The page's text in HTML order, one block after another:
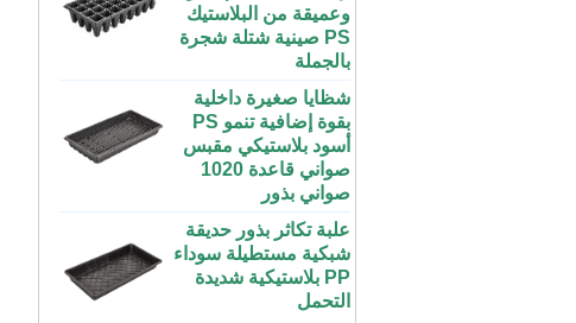
كبير طويل مسطح
أبيض أسود علبة
بلاستيكية مائية للنباتات
ABS بلاستيك طول
غير محدود مخصص
داخلي متزايد غرفة
رطبة إنفينيتي صينية
للنباتات
مخصص 4x4 4x8
المزرعة الحضرية
داخلي عمودي طويل
ABS البلاستيك معدات
PS صينية شتلة شجرة
بالجملة
شظايا صغيرة داخلية
بقوة إضافية تنمو PS
أسود بلاستيكي مقبس
صواني قاعدة 1020
صواني بذور
علبة تكاثر بذور حديقة
شبكية مستطيلة سوداء
PP بلاستيكية شديدة
التحمل